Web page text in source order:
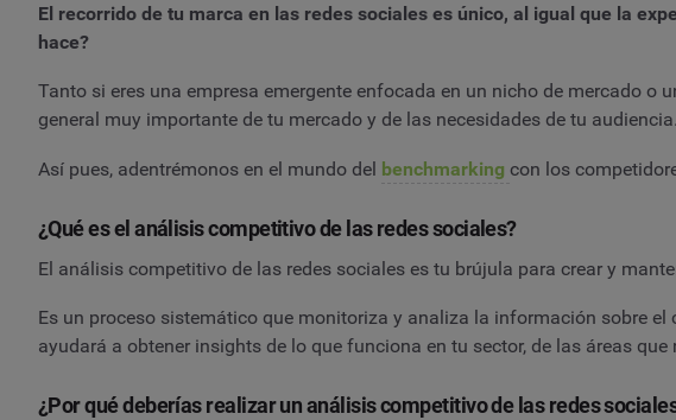
El recorrido de tu marca en las redes sociales es único, al igual que la
hace?
Tanto si eres una empresa emergente enfocada en un nicho de mercado
general muy importante de tu mercado y de las necesidades de tu audiencia.
Así pues, adentrémonos en el mundo del benchmarking con los
¿Qué es el análisis competitivo de las redes sociales?
El análisis competitivo de las redes sociales es tu brújula para crear y
Es un proceso sistemático que monitoriza y analiza la información sobre
ayudará a obtener insights de lo que funciona en tu sector, de las áreas
¿Por qué deberías realizar un análisis competitivo de las redes